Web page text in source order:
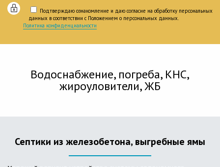
Подтверждаю ознакомление и даю согласие на обработку персональных
данных в соответствии с Положением о персональных данных.
Политика конфиденциальности
Водоснабжение, погреба, КНС,
жироуловители, ЖБ
Септики из железобетона, выгребные ямы